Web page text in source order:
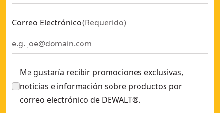
Correo Electrónico(Requerido)
Me gustaría recibir promociones exclusivas,
noticias e información sobre productos por
correo electrónico de DEWALT®.